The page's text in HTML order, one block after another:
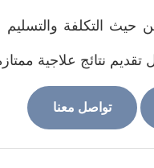
من حيث التكلفة والتسليم
نتائج علاجية
تواصل معنا